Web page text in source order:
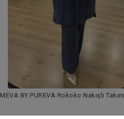
MEVA BY PUREVA Rokoko Nakışlı Takım